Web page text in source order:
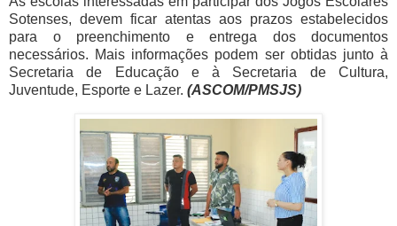
Sotenses, devem ficar atentas aos prazos estabelecidos
para o preenchimento e entrega dos documentos
necessários. Mais informações podem ser obtidas junto à
Secretaria de Educação e à Secretaria de Cultura,
Juventude, Esporte e Lazer. (ASCOM/PMSJS)